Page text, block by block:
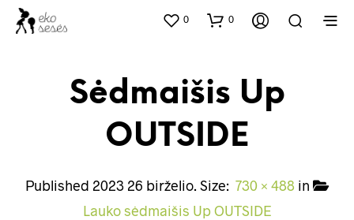
0 0
Sėdmaišis Up
OUTSIDE
Published 2023 26 birželio. Size: 730 × 488 in
Lauko sėdmaišis Up OUTSIDE